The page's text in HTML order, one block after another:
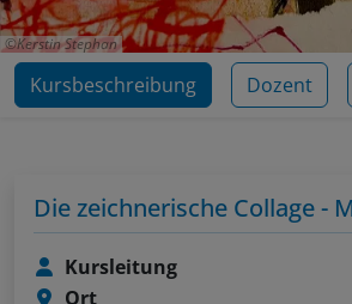
Kerstin Stephan
Kursbeschreibung Dozent
Die zeichnerische Collage -
Kursleitung
Ort